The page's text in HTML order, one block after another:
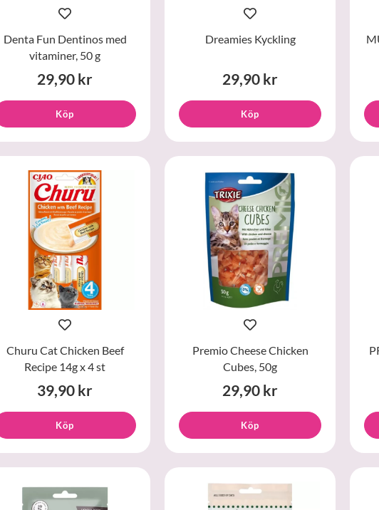
Denta Fun Dentinos med
vitaminer, 50 g
29,90 kr
Köp
Dreamies Kyckling
29,90 kr
Köp
Churu Cat Chicken Beef
Recipe 14g x 4 st
39,90 kr
Köp
Premio Cheese Chicken
Cubes, 50g
29,90 kr
Köp